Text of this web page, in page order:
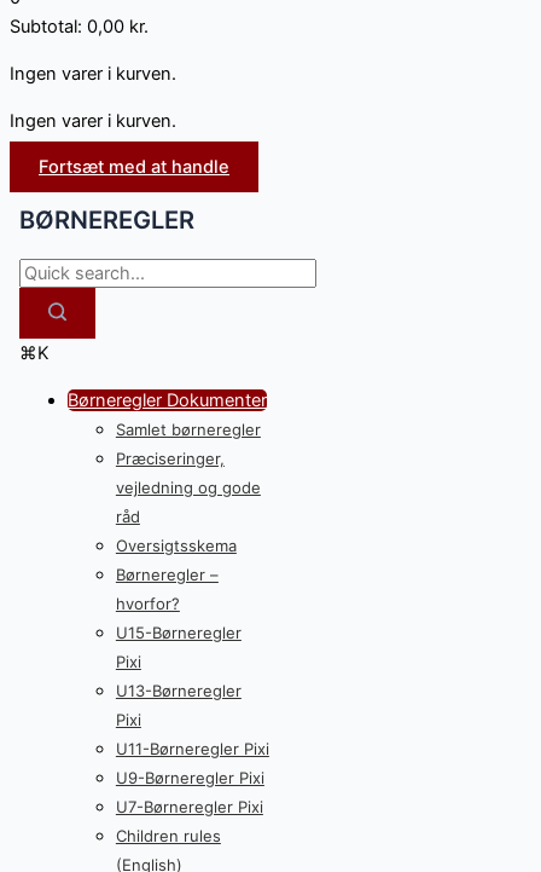
Subtotal: 0,00 kr.
Ingen varer i kurven.
Ingen varer i kurven.
Fortsæt med at handle
BØRNEREGLER
⌘K
Børneregler Dokumenter
Samlet børneregler
Præciseringer,
vejledning og gode
råd
Oversigtsskema
Børneregler –
hvorfor?
U15-Børneregler
Pixi
U13-Børneregler
Pixi
U11-Børneregler Pixi
U9-Børneregler Pixi
U7-Børneregler Pixi
Children rules
(English)